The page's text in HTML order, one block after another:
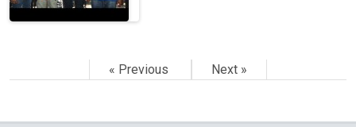
« Previous Next »